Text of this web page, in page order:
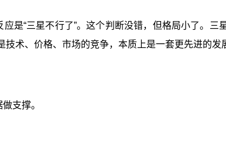
是“三星不行了”。这个判断没错，但格局小了。三
术、价格、市场的竞争，本质上是一套更先进的发
支撑。